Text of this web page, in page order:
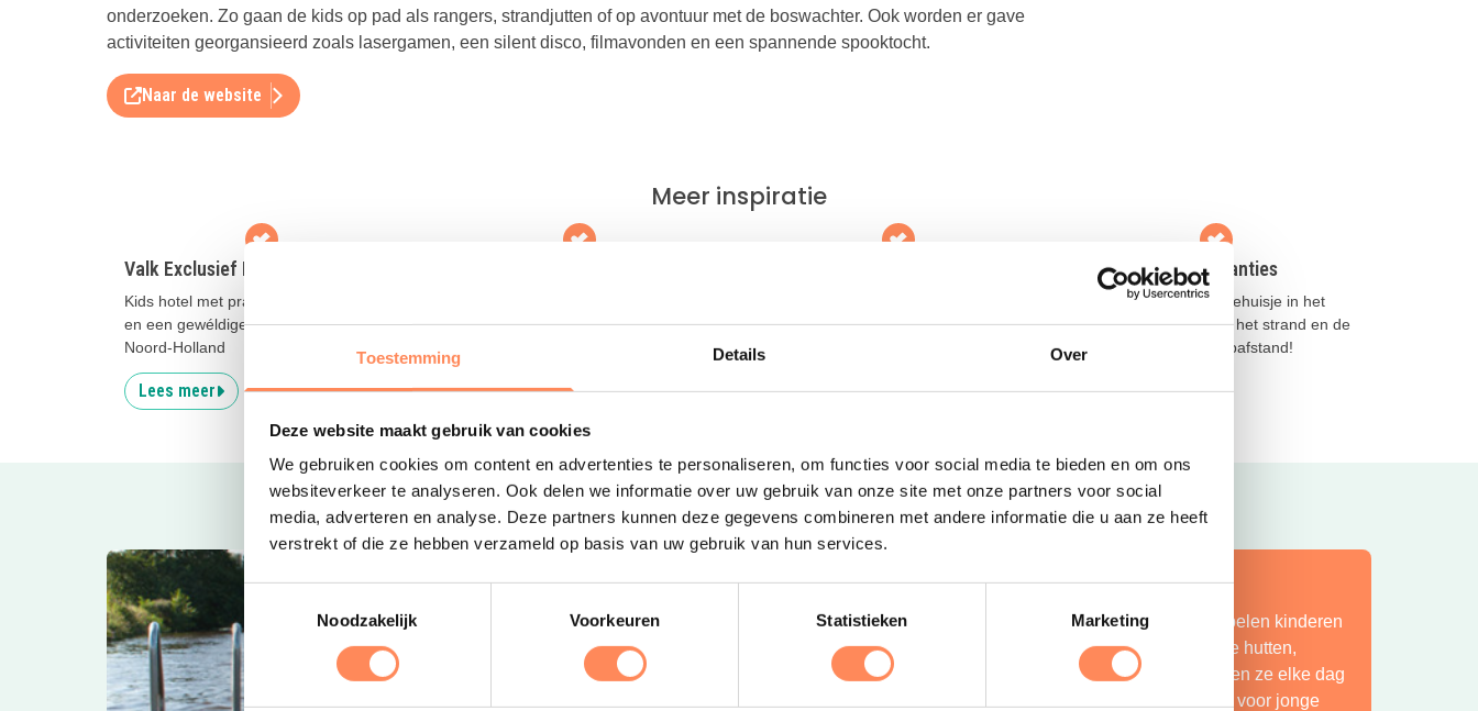
Toestemming Details Over
Deze website maakt gebruik van cookies
We gebruiken cookies om content en advertenties te personaliseren, om functies voor social media te bieden en om ons
websiteverkeer te analyseren. Ook delen we informatie over uw gebruik van onze site met onze partners voor social
media, adverteren en analyse. Deze partners kunnen deze gegevens combineren met andere informatie die u aan ze heeft
verstrekt of die ze hebben verzameld op basis van uw gebruik van hun services.
Noodzakelijk
Voorkeuren Statistieken Marketing
onderzoeken. Zo gaan de kids op pad als rangers, strandjutten of op avontuur met de boswachter. Ook worden er gave
activiteiten georgansieerd zoals lasergamen, een silent disco, filmavonden en een spannende spooktocht.
Naar de website
Meer inspiratie
Valk Exclusief Hotel Akersloot
Kids hotel met prachtige familiekamers
en een gewéldige natuurspeeltuin in
Noord-Holland
Lees meer
ligt dit vakantiepark met het grootste
Lees meer Reserveer
van het strand ligt deze avontuurlijke
camping!
Lees meer
Krabbenkreek Vakanties
Kies een mooi vakantiehuisje in het
Zeeuwse Tholen, met het strand en de
Oosterschelde op loopafstand!
Lees meer
Uitgelicht
Dít is vakantie op z’n mooist!
Bij Camping Huttopia De Roos spelen kinderen
eindeloos in de natuur, bouwen ze hutten,
spetteren ze in de Vecht en beleven ze elke dag
een nieuw avontuur. Een paradijs voor jonge